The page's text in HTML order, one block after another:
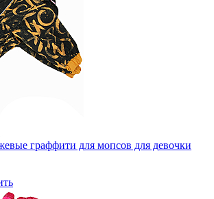
граффити для мопсов для девочки